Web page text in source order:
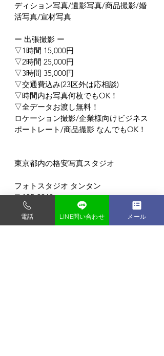
ディション写真/遺影写真/商品撮影/婚
活写真/宣材写真
ー 出張撮影 ー
▽1時間 15,000円
▽2時間 25,000円
▽3時間 35,000円
▽交通費込み(23区外は応相談)
▽時間内お写真何枚でもOK！
▽全データお渡し無料！
ロケーション撮影/企業様向けビジネス
ポートレート/商品撮影 なんでもOK！
東京都内の格安写真スタジオ
フォトスタジオ タンタン
〒135-0048
東京都門前仲町1-9-2-2F
門前仲町駅から徒歩3分 (バリアフリー)
電話 LINE問い合わせ メール